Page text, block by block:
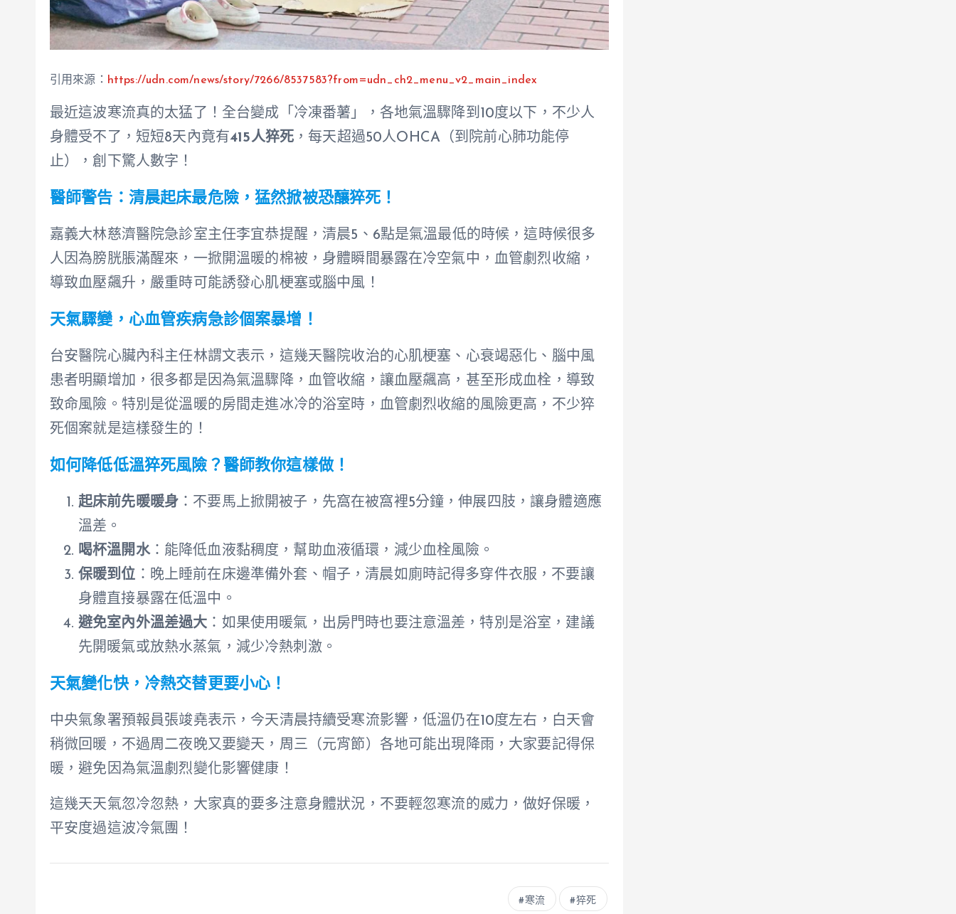
引用來源： https://udn.com/news/story/7266/8537583?from=udn_ch2_menu_v2_main_index
最近這波寒流真的太猛了！全台變成「冷凍番薯」，各地氣溫驟降到10度以下，不少人
身體受不了，短短8天內竟有 415人猝死 ，每天超過50人OHCA（到院前心肺功能停
止），創下驚人數字！
醫師警告：清晨起床最危險，猛然掀被恐釀猝死！
嘉義大林慈濟醫院急診室主任李宜恭提醒，清晨5、6點是氣溫最低的時候，這時候很多
人因為膀胱脹滿醒來，一掀開溫暖的棉被，身體瞬間暴露在冷空氣中，血管劇烈收縮，
導致血壓飆升，嚴重時可能誘發心肌梗塞或腦中風！
天氣驟變，心血管疾病急診個案暴增！
台安醫院心臟內科主任林謂文表示，這幾天醫院收治的心肌梗塞、心衰竭惡化、腦中風
患者明顯增加，很多都是因為氣溫驟降，血管收縮，讓血壓飆高，甚至形成血栓，導致
致命風險。特別是從溫暖的房間走進冰冷的浴室時，血管劇烈收縮的風險更高，不少猝
死個案就是這樣發生的！
如何降低低溫猝死風險？醫師教你這樣做！
起床前先暖暖身 ：不要馬上掀開被子，先窩在被窩裡5分鐘，伸展四肢，讓身體適應
溫差。
喝杯溫開水：能降低血液黏稠度，幫助血液循環，減少血栓風險。
保暖到位 ：晚上睡前在床邊準備外套、帽子，清晨如廁時記得多穿件衣服，不要讓
身體直接暴露在低溫中。
避免室內外溫差過大 ：如果使用暖氣，出房門時也要注意溫差，特別是浴室，建議
先開暖氣或放熱水蒸氣，減少冷熱刺激。
天氣變化快，冷熱交替更要小心！
中央氣象署預報員張竣堯表示，今天清晨持續受寒流影響，低溫仍在10度左右，白天會
稍微回暖，不過周二夜晚又要變天，周三（元宵節）各地可能出現降雨，大家要記得保
暖，避免因為氣溫劇烈變化影響健康！
這幾天天氣忽冷忽熱，大家真的要多注意身體狀況，不要輕忽寒流的威力，做好保暖，
平安度過這波冷氣團！
寒流 猝死